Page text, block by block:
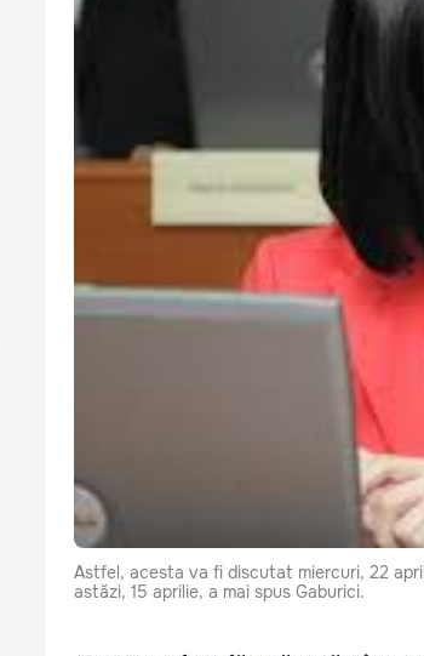
Astfel, acesta va fi discutat miercuri, 22
astăzi, 15 aprilie, a mai spus Gaburici.